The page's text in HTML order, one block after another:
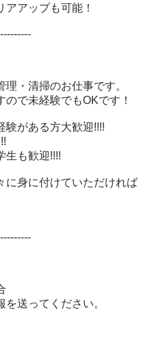
アップも可能！
・清掃のお仕事です。
で未経験でもOKです！
がある方大歓迎!!!!
生も歓迎!!!!
に身に付けていただければ
送ってください。